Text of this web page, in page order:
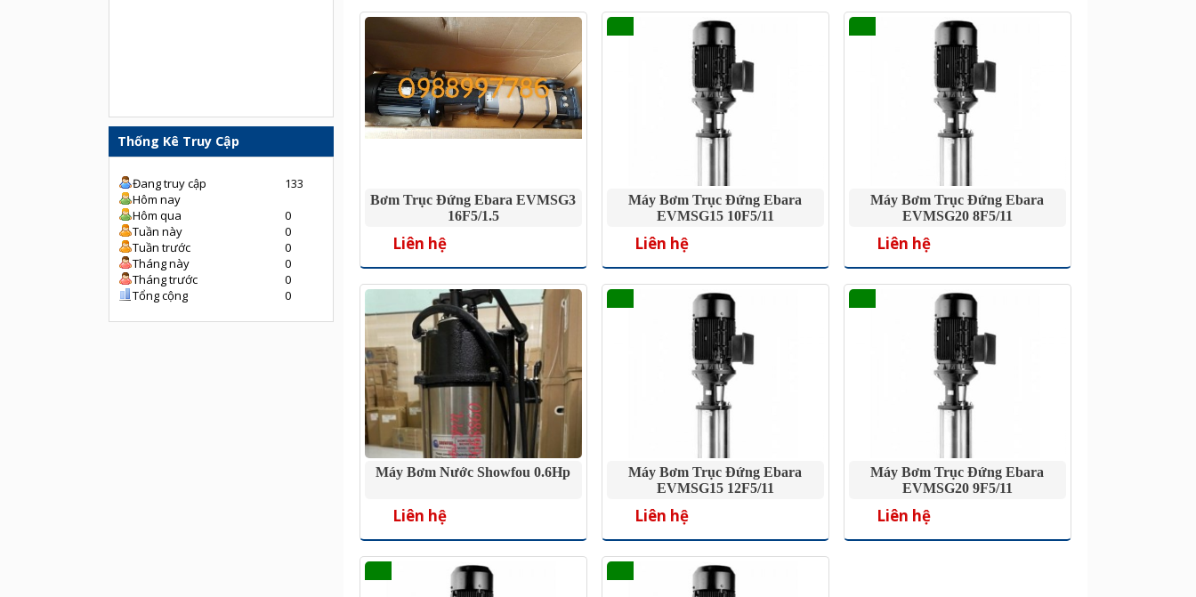
Thống Kê Truy Cập
Đang truy cập
133
Hôm nay
Hôm qua
0
Tuần này
0
Tuần trước
0
Tháng này
0
Tháng trước
0
Tổng cộng
0
Bơm Trục Đứng Ebara EVMSG3
16F5/1.5
Liên hệ
Máy Bơm Trục Đứng Ebara
EVMSG15 10F5/11
Liên hệ
Máy Bơm Trục Đứng Ebara
EVMSG20 8F5/11
Liên hệ
Máy Bơm Nước Showfou 0.6Hp
Liên hệ
Máy Bơm Trục Đứng Ebara
EVMSG15 12F5/11
Liên hệ
Máy Bơm Trục Đứng Ebara
EVMSG20 9F5/11
Liên hệ